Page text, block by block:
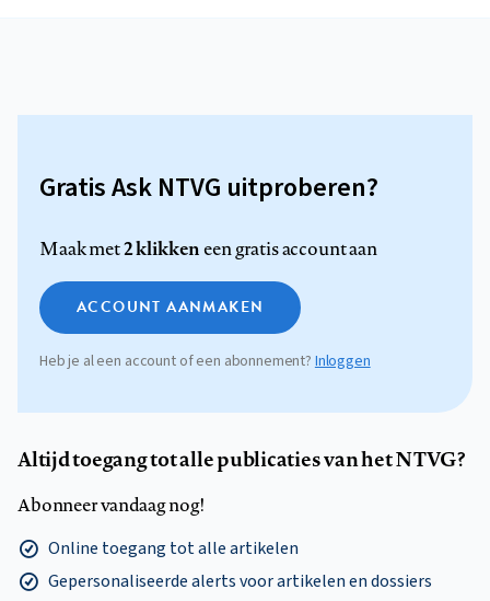
Gratis Ask NTVG uitproberen?
Maak met2 klikkeneen gratis account aan
ACCOUNT AANMAKEN
Heb je al een account of een abonnement?Inloggen
Altijd toegang tot alle publicaties van het NTVG?
Abonneer vandaag nog!
Online toegang tot alle artikelen
Gepersonaliseerde alerts voor artikelen en dossiers